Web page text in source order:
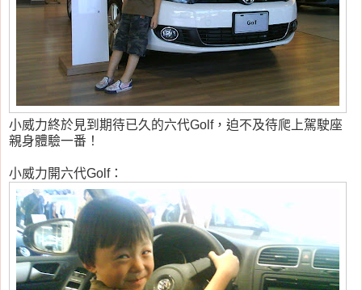
小威力終於見到期待已久的六代Golf，迫不及待爬上駕駛座
親身體驗一番！
小威力開六代Golf：